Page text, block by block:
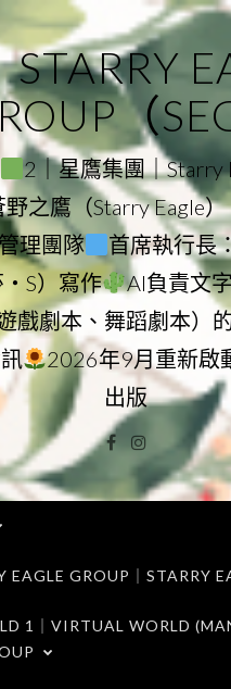
（
2｜星鷹集團｜Starry
野之鷹（Starry Eagle
理團隊 首席執行長
S）寫作 AI負責文
戲劇本、舞蹈劇本）
2026年9月重新啟
出版
Facebook
Instagram
GROUP｜STARRY
1｜VIRTUAL WORLD